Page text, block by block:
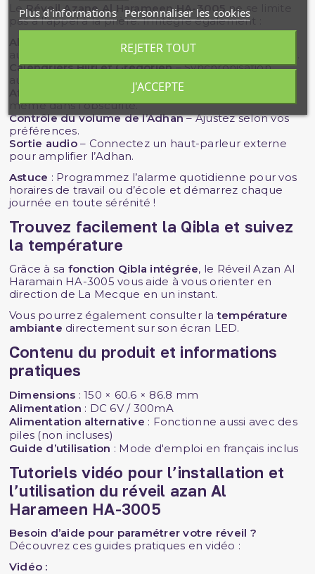
LeRéveil Azane Al Harameen HA-3005
ne se limite
pas à l’appel à la prière. Il intègre également :
Alarme Fajr automatique– Se règle
automatiquement en fonction de l’heure de l’Adhan.
Calendriers Hijri et Grégorien– Synchronisation
automatique avec les phases lunaires.
Affichage clair & rétroéclairé – Lecture optimale
même dans l’obscurité.
Contrôle du volume de l’Adhan– Ajustez selon vos
préférences.
Sortie audio– Connectez un haut-parleur externe
pour amplifier l’Adhan.
Astuce : Programmez l’alarme quotidienne pour vos
horaires de travail ou d’école et démarrez chaque
journée en toute sérénité !
Trouvez facilement la Qibla et suivez
la température
Grâce à sa fonction Qibla intégrée, le Réveil Azan Al
Haramain HA-3005 vous aide à vous orienter en
direction de La Mecque en un instant.
Vous pourrez également consulter latempérature
ambiante directement sur son écran LED.
Contenu du produit et informations
pratiques
Dimensions : 150 × 60.6 × 86.8 mm
Alimentation : DC 6V / 300mA
Alimentation alternative : Fonctionne aussi avec des
piles (non incluses)
Guide d’utilisation : Mode d'emploi en français inclus
Tutoriels vidéo pour l’installation et
l’utilisation du réveil azan Al
Harameen HA-3005
Besoin d’aide pour paramétrer votre réveil ?
Découvrez ces guides pratiques en vidéo :
Vidéo :
Plus d'informations Personnaliser les cookies
REJETER TOUT
J'ACCEPTE